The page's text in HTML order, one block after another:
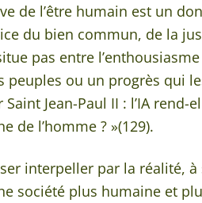
de l’être humain est un
du bien commun, de la
pas entre
ou un progrès qui
Jean-Paul II : l’IA rend-
de l’homme ? »(129).
interpeller par la réalité,
société plus humaine et